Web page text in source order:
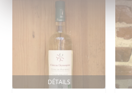
DÉTAILS